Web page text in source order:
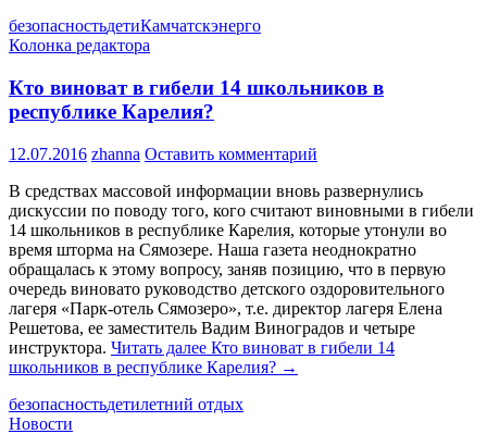
безопасностьдетиКамчатскэнерго
Колонка редактора
Кто виноват в гибели 14 школьников в
республике Карелия?
12.07.2016 zhanna Оставить комментарий
В средствах массовой информации вновь развернулись
дискуссии по поводу того, кого считают виновными в гибели
14 школьников в республике Карелия, которые утонули во
время шторма на Сямозере. Наша газета неоднократно
обращалась к этому вопросу, заняв позицию, что в первую
очередь виновато руководство детского оздоровительного
лагеря «Парк-отель Сямозеро», т.е. директор лагеря Елена
Решетова, ее заместитель Вадим Виноградов и четыре
инструктора. Читать далее Кто виноват в гибели 14
школьников в республике Карелия? →
безопасностьдетилетний отдых
Новости